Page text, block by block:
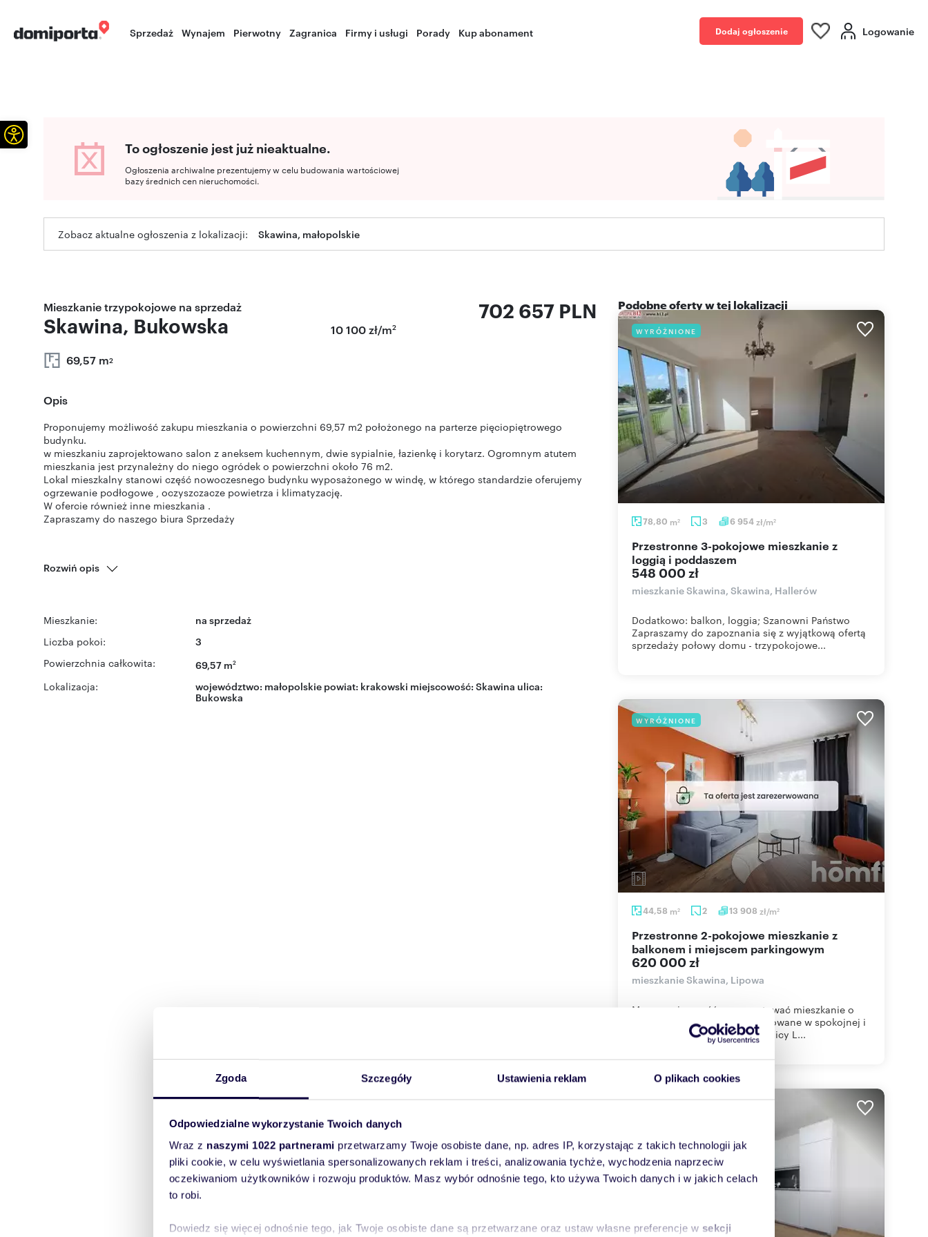
Zgoda Szczegóły Ustawienia reklam O plikach cookies
Odpowiedzialne wykorzystanie Twoich danych
Wraz z naszymi 1022 partnerami przetwarzamy Twoje osobiste dane, np. adres IP, korzystając z takich technologii jak
pliki cookie, w celu wyświetlania spersonalizowanych reklam i treści, analizowania tychże, wychodzenia naprzeciw
oczekiwaniom użytkowników i rozwoju produktów. Masz wybór odnośnie tego, kto używa Twoich danych i w jakich celach
to robi.
Dowiedz się więcej odnośnie tego, jak Twoje osobiste dane są przetwarzane oraz ustaw własne preferencje w sekcji
Sprzedaż Wynajem Pierwotny Zagranica Firmy i usługi Porady Kup abonament Dodaj ogłoszenie Logowanie
To ogłoszenie jest już nieaktualne.
Ogłoszenia archiwalne prezentujemy w celu budowania wartościowej
bazy średnich cen nieruchomości.
Zobacz aktualne ogłoszenia z lokalizacji: Skawina, małopolskie
Mieszkanie trzypokojowe na sprzedaż
Skawina, Bukowska
69,57 m2
702 657 PLN
10 100 zł/m2
Opis
Proponujemy możliwość zakupu mieszkania o powierzchni 69,57 m2 położonego na parterze pięciopiętrowego
budynku.
w mieszkaniu zaprojektowano salon z aneksem kuchennym, dwie sypialnie, łazienkę i korytarz. Ogromnym atutem
mieszkania jest przynależny do niego ogródek o powierzchni około 76 m2.
Lokal mieszkalny stanowi część nowoczesnego budynku wyposażonego w windę, w którego standardzie oferujemy
ogrzewanie podłogowe , oczyszczacze powietrza i klimatyzację.
W ofercie również inne mieszkania .
Zapraszamy do naszego biura Sprzedaży
Rozwiń opis
Mieszkanie: na sprzedaż
Liczba pokoi: 3
Powierzchnia całkowita: 69,57 m2
Lokalizacja: województwo: małopolskie powiat: krakowski miejscowość: Skawina ulica:
Bukowska
Podobne oferty w tej lokalizacji
WYRÓŻNIONE
78,80 m2 3 6 954zł/m2
Przestronne 3-pokojowe mieszkanie z
loggią i poddaszem
548 000 zł
mieszkanie Skawina, Skawina, Hallerów
Dodatkowo: balkon, loggia; Szanowni Państwo
Zapraszamy do zapoznania się z wyjątkową ofertą
sprzedaży połowy domu - trzypokojowe...
WYRÓŻNIONE
44,58 m2 2 13 908 zł/m2
Przestronne 2-pokojowe mieszkanie z
balkonem i miejscem parkingowym
620 000 zł
mieszkanie Skawina, Lipowa
Mam przyjemność zaprezentować mieszkanie o
powierzchni 44,59 m² zlokalizowane w spokojnej i
zielonej części Skawiny przy ulicy L...
Otwórz pasek narzędzi